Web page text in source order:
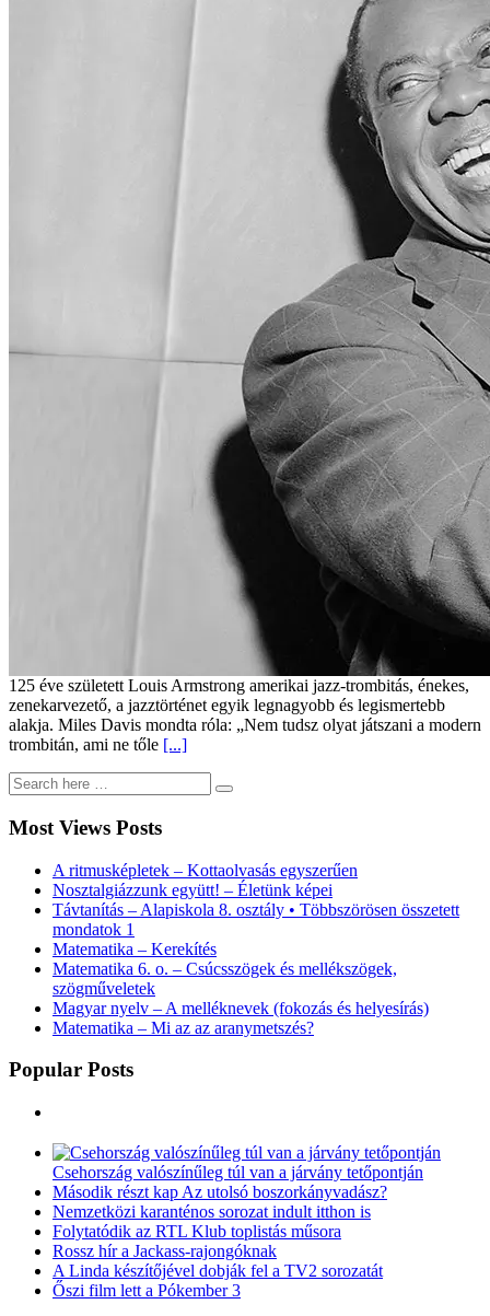
125 éve született Louis Armstrong amerikai jazz-trombitás, énekes,
zenekarvezető, a jazztörténet egyik legnagyobb és legismertebb
alakja. Miles Davis mondta róla: „Nem tudsz olyat játszani a modern
trombitán, ami ne tőle [...]
Most Views Posts
A ritmusképletek – Kottaolvasás egyszerűen
Nosztalgiázzunk együtt! – Életünk képei
Távtanítás – Alapiskola 8. osztály • Többszörösen összetett
mondatok 1
Matematika – Kerekítés
Matematika 6. o. – Csúcsszögek és mellékszögek,
szögműveletek
Magyar nyelv – A melléknevek (fokozás és helyesírás)
Matematika – Mi az az aranymetszés?
Popular Posts
Csehország valószínűleg túl van a járvány tetőpontján
Második részt kap Az utolsó boszorkányvadász?
Nemzetközi karanténos sorozat indult itthon is
Folytatódik az RTL Klub toplistás műsora
Rossz hír a Jackass-rajongóknak
A Linda készítőjével dobják fel a TV2 sorozatát
Őszi film lett a Pókember 3